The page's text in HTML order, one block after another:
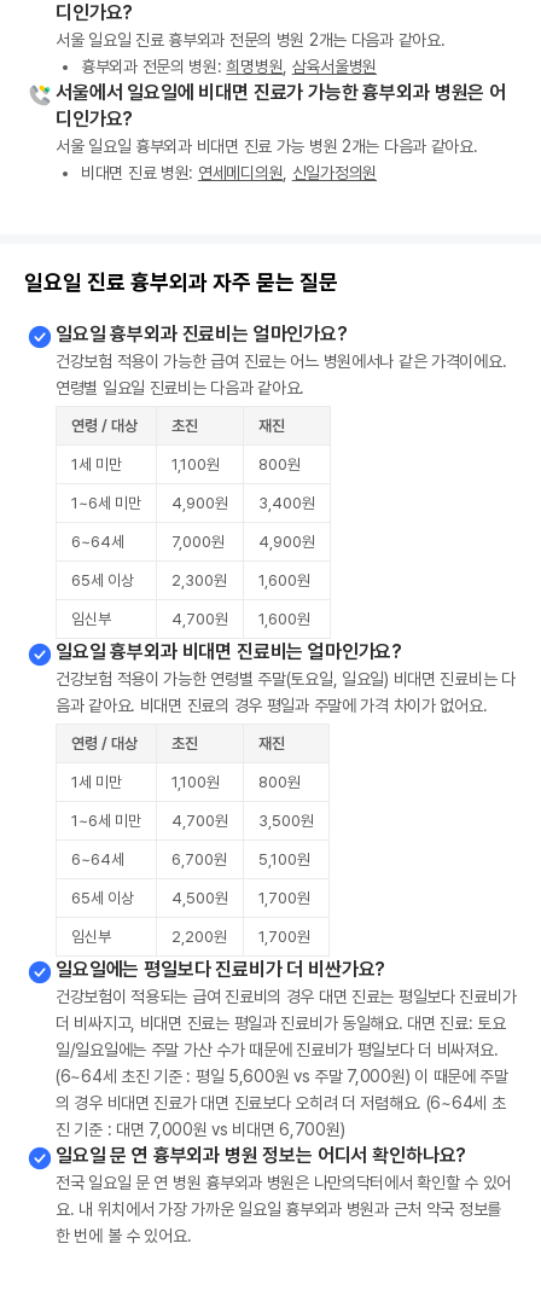
디인가요?
서울 일요일 진료 흉부외과 전문의 병원 2개는 다음과 같아요.
흉부외과 전문의 병원:희명병원 삼육서울병원
서울에서 일요일에 비대면 진료가 가능한 흉부외과 병원은 어
디인가요?
서울 일요일 흉부외과 비대면 진료 가능 병원 2개는 다음과 같아요.
비대면 진료 병원: 연세메디의원 신일가정의원
일요일 진료 흉부외과 자주 묻는 질문
일요일 흉부외과 진료비는 얼마인가요?
건강보험 적용이 가능한 급여 진료는 어느 병원에서나 같은 가격이에요.
연령별 일요일 진료비는 다음과 같아요.
연령 / 대상 초진 재진
1세 미만 1,100원 800원
1~6세 미만 4,900원 3,400원
6~64세 7,000원 4,900원
65세 이상 2,300원 1,600원
임신부 4,700원 1,600원
일요일 흉부외과 비대면 진료비는 얼마인가요?
건강보험 적용이 가능한 연령별 주말(토요일, 일요일) 비대면 진료비는 다
음과 같아요. 비대면 진료의 경우 평일과 주말에 가격 차이가 없어요.
연령 / 대상 초진 재진
1세 미만 1,100원 800원
1~6세 미만 4,700원 3,500원
6~64세 6,700원 5,100원
65세 이상 4,500원 1,700원
임신부 2,200원 1,700원
일요일에는 평일보다 진료비가 더 비싼가요?
건강보험이 적용되는 급여 진료비의 경우 대면 진료는 평일보다 진료비가
더 비싸지고, 비대면 진료는 평일과 진료비가 동일해요. 대면 진료: 토요
일/일요일에는 주말 가산 수가 때문에 진료비가 평일보다 더 비싸져요.
(6~64세 초진 기준 : 평일 5,600원 vs 주말 7,000원) 이 때문에 주말
의 경우 비대면 진료가 대면 진료보다 오히려 더 저렴해요. (6~64세 초
진 기준 : 대면 7,000원 vs 비대면 6,700원)
일요일 문 연 흉부외과 병원 정보는 어디서 확인하나요?
전국 일요일 문 연 병원 흉부외과 병원은 나만의닥터에서 확인할 수 있어
요. 내 위치에서 가장 가까운 일요일 흉부외과 병원과 근처 약국 정보를
한 번에 볼 수 있어요.